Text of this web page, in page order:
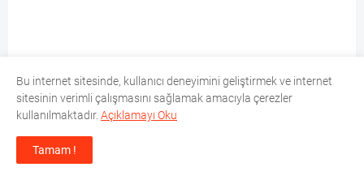
PARA / PİYASA
Bu internet sitesinde, kullanıcı deneyimini geliştirmek ve internet
sitesinin verimli çalışmasını sağlamak amacıyla çerezler
kullanılmaktadır. Açıklamayı Oku
Tamam !